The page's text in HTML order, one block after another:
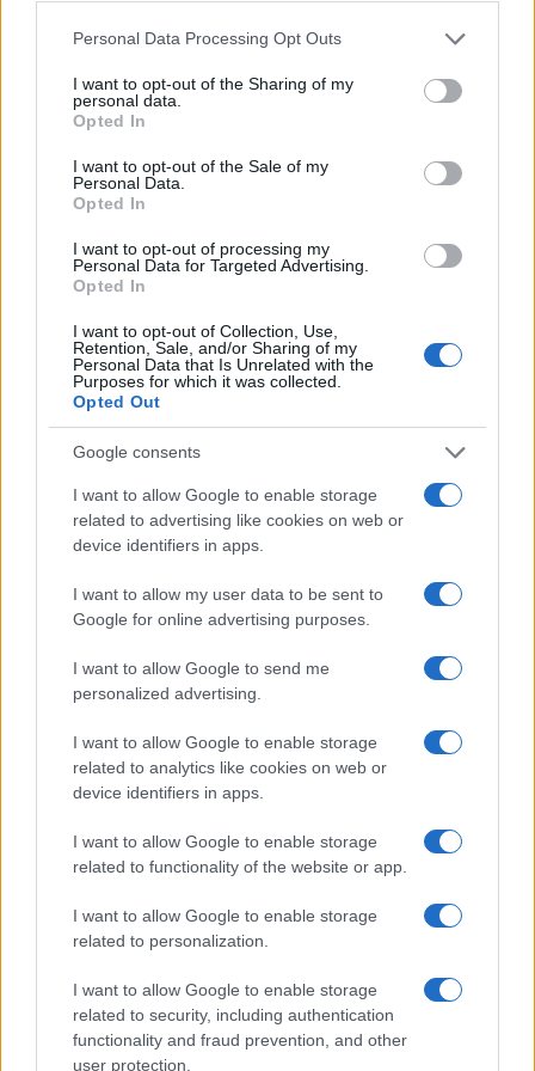
Please note that this website/app uses one or more Google
not limited to your visit or usage behaviour. You may click to
grant or deny consent to Google and its third-party tags to
use your data for below specified purposes in below Google
consent section.
Personal Data Processing Opt Outs
I want to opt-out of the Sharing of my
personal data.
Opted In
I want to opt-out of the Sale of my
Personal Data.
Opted In
I want to opt-out of processing my
Personal Data for Targeted Advertising.
Opted In
I want to opt-out of Collection, Use,
Retention, Sale, and/or Sharing of my
Personal Data that Is Unrelated with the
Purposes for which it was collected.
Opted Out
Google consents
I want to allow Google to enable storage
related to advertising like cookies on web or
device identifiers in apps.
I want to allow my user data to be sent to
Google for online advertising purposes.
I want to allow Google to send me
personalized advertising.
I want to allow Google to enable storage
related to analytics like cookies on web or
device identifiers in apps.
I want to allow Google to enable storage
related to functionality of the website or app.
I want to allow Google to enable storage
related to personalization.
I want to allow Google to enable storage
related to security, including authentication
functionality and fraud prevention, and other
user protection.
kötött, az első napi harmatért való imától a
mondott imáig. A pészah első két és utolsó
két napja ünnep, a közbülső négy
úgynevezett félünnep, amely főként az
ünnepi liturgia és a táplálkozás tekintetében
Nádas-tengeren való átkelésre emlékeztet, ez
volt az a tenger, amelyen Isten a zsidókat
száraz lábbal átvezette, az őket üldöző
egyiptomi sereget viszont elpusztította.
Pészah ünnepén tiltott a kelt tészta evése és
tulajdonlása is, ezért már az előnapra minden
kovászos élelmiszert el kell távolítani a
lakásból, úgynevezett pészahi edényben kell
főzni és enni, a nagyon vallásos zsidóknál erre
az ünnepre külön konyhát tartanak fenn.
Pészahra a rabbinikus szabályozás szinte
kórházi sterilizálást ír elő, a zsidó nők
ilyenkor rituális tavaszi nagytakarítást
rendeznek.
A keresztény húsvét kezdetben
egybeesett pészahhal, de 325-ben
a niceai zsinaton formálisan
leválasztották róla, és egy héttel
későbbre tették..
Erdélyben a 16. században jött létre a székely